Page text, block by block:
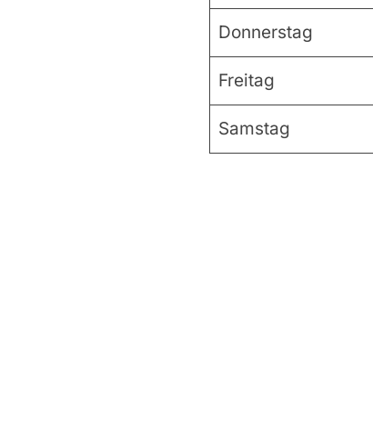
Donnerstag
Freitag
Samstag